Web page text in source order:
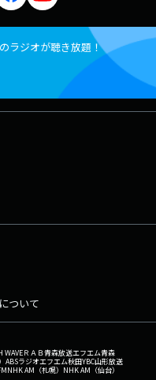
ラジオが聴き放題！
ついて
WAVEＲＡＢ青森放送エフエム青森
ABSラジオエフエム秋田YBC山形放送
NHK AM（札幌） NHK AM（仙台）